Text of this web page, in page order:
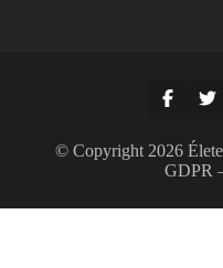
© Copyright 2026
GDPR